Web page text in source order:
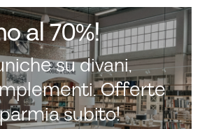
al 70%!
su divani,
Offerte
subito!